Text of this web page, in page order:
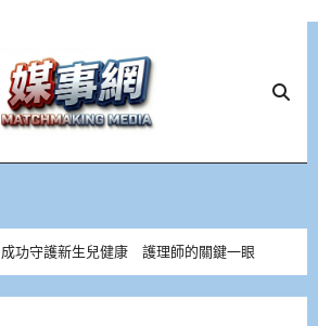
成功守護新生兒健康 護理師的關鍵一眼